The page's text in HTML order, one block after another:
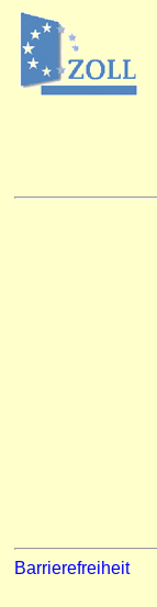
Barrierefreiheit